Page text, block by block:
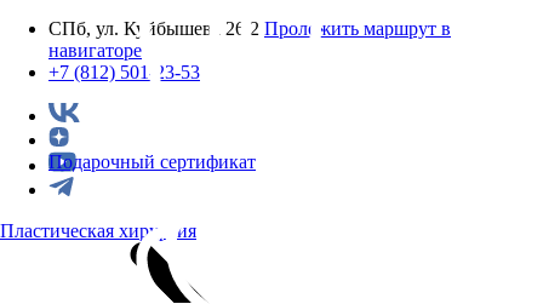
СПб, ул. Куйбышева 26/2 Проложить маршрут в
навигаторе
+7 (812) 501-23-53
Пластическая хирургия
Подарочный сертификат